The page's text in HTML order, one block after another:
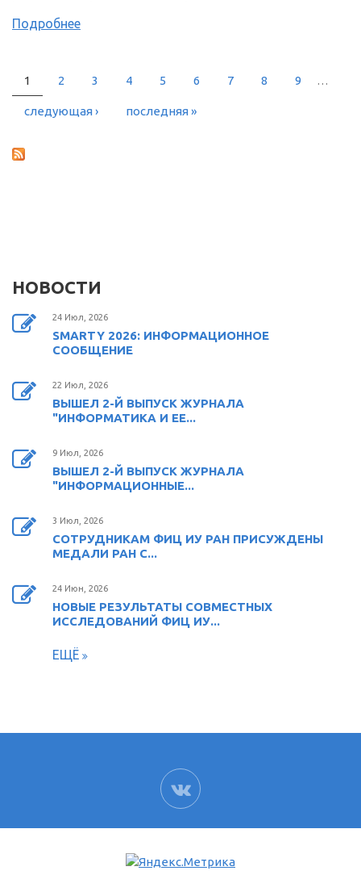
Подробнее
СТРАНИЦЫ
1 2 3 4 5 6 7 8 9 …
следующая › последняя »
НОВОСТИ
24 Июл, 2026
SMARTY 2026: ИНФОРМАЦИОННОЕ
СООБЩЕНИЕ
22 Июл, 2026
ВЫШЕЛ 2-Й ВЫПУСК ЖУРНАЛА
"ИНФОРМАТИКА И ЕЕ...
9 Июл, 2026
ВЫШЕЛ 2-Й ВЫПУСК ЖУРНАЛА
"ИНФОРМАЦИОННЫЕ...
3 Июл, 2026
СОТРУДНИКАМ ФИЦ ИУ РАН ПРИСУЖДЕНЫ
МЕДАЛИ РАН С...
24 Июн, 2026
НОВЫЕ РЕЗУЛЬТАТЫ СОВМЕСТНЫХ
ИССЛЕДОВАНИЙ ФИЦ ИУ...
ЕЩЁ
ВК